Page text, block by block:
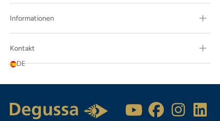
Informationen
Kontakt
DE